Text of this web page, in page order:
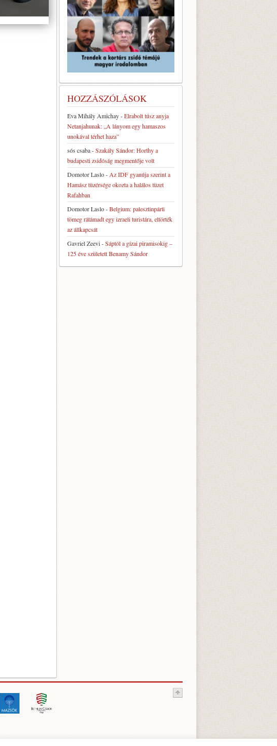
HOZZÁSZÓLÁSOK
Eva Mihály Amichay-Elrabolt túsz anyja
Netanjahunak: „A lányom egy hamaszos
unokával térhet haza”
sós csaba-Szakály Sándor: Horthy a
budapesti zsidóság megmentője volt
Domotor Laslo- Az IDF gyanúja szerint a
Hamász tüzérsége okozta a halálos tüzet
Rafahban
Domotor Laslo-Belgium: palesztinpárti
tömeg rátámadt egy izraeli turistára, eltörték
az állkapcsát
Gavriel Zeevi-Sáptól a gízai piramisokig –
125 éve született Benamy Sándor